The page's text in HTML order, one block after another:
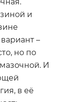
и
–
но по
И
в её